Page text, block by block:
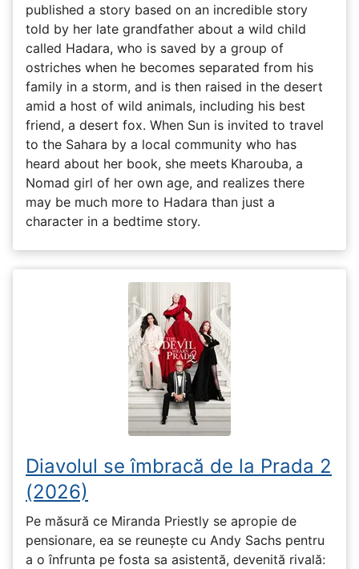
published a story based on an incredible story
told by her late grandfather about a wild child
called Hadara, who is saved by a group of
ostriches when he becomes separated from his
family in a storm, and is then raised in the desert
amid a host of wild animals, including his best
friend, a desert fox. When Sun is invited to travel
to the Sahara by a local community who has
heard about her book, she meets Kharouba, a
Nomad girl of her own age, and realizes there
may be much more to Hadara than just a
character in a bedtime story.
Diavolul se îmbracă de la Prada 2
(2026)
Pe măsură ce Miranda Priestly se apropie de
pensionare, ea se reunește cu Andy Sachs pentru
a o înfrunta pe fosta sa asistentă, devenită rivală: